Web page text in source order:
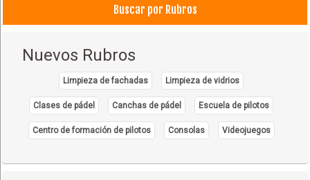
Laboratorios Farmacéuticos
Laboratorios, Accesorios para
Laboratorios: Equipos e Insumos
Reactivos para Laboratorios
Medidores eléctricos
Buscar por Rubros
Nuevos Rubros
Limpieza de fachadas Limpieza de vidrios
Clases de pádel Canchas de pádel Escuela de pilotos
Centro de formación de pilotos Consolas Videojuegos